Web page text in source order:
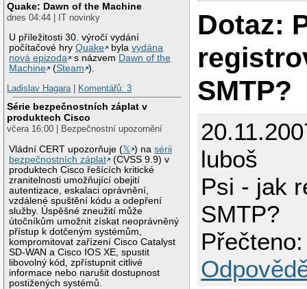
Quake: Dawn of the Machine
dnes 04:44 | IT novinky
U příležitosti 30. výročí vydání
počítačové hryQuake bylavydána
nová epizoda
s názvem Dawn of the
Machine
(Steam ).
Ladislav Hagara| Komentářů: 3
Série bezpečnostních záplat v
produktech Cisco
včera 16:00 | Bezpečnostní upozornění
Vládní CERT upozorňuje (𝕏 ) nasérii
bezpečnostních záplat
(CVSS 9.9) v
produktech Cisco řešících kritické
zranitelnosti umožňující obejití
autentizace, eskalaci oprávnění,
vzdálené spuštění kódu a odepření
služby. Úspěšné zneužití může
útočníkům umožnit získat neoprávněný
přístup k dotčeným systémům,
kompromitovat zařízení Cisco Catalyst
SD-WAN a Cisco IOS XE, spustit
libovolný kód, zpřístupnit citlivé
informace nebo narušit dostupnost
postižených systémů.
Dotaz:
SMTP?
luboš
Psi - jak
SMTP?